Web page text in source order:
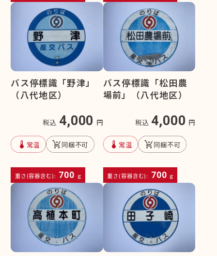
バス停標識「野津」
（八代地区）
税込 4,000 円
device_thermostat 常温 remove_shopping_cart同梱不可
重さ(容器含む): 700 g
バス停標識「松田農
場前」（八代地区）
税込 4,000 円
device_thermostat 常温 remove_shopping_cart同梱不可
重さ(容器含む): 700 g